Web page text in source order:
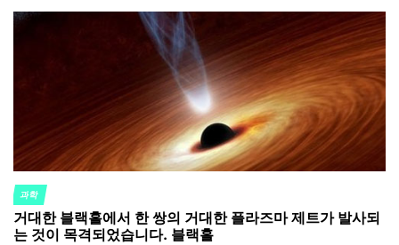
POSTED
IN
과학
거대한 블랙홀에서 한 쌍의 거대한 플라즈마 제트가 발사되
는 것이 목격되었습니다. 블랙홀